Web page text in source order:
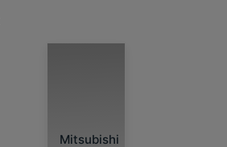
Mitsubishi